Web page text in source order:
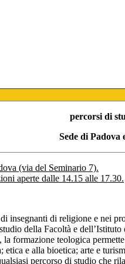
percorsi di
Sede di Padova
(via del Seminario 7).
aperte dalle 14.15 alle 17.30.
insegnanti di religione e nei
della Facoltà e
formazione teologica
e alla bioetica; arte e
percorso di studio che